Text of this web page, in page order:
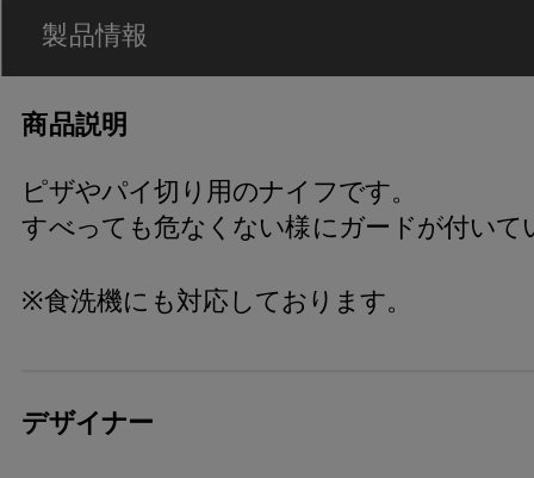
製品情報
商品説明
ピザやパイ切り用のナイフです。
すべっても危なくない様にガードが付いて
※食洗機にも対応しております。
デザイナー